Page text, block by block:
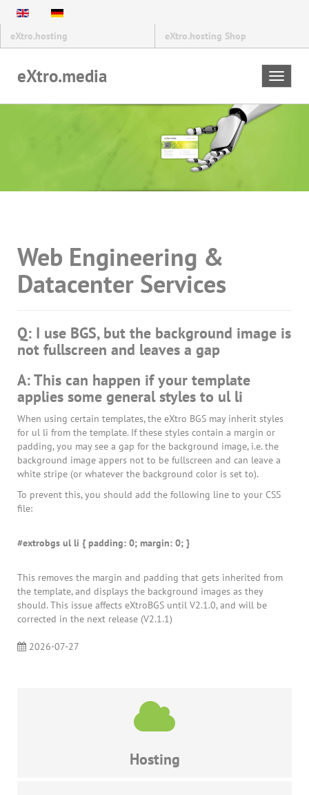
eXtro.hosting eXtro.hosting Shop
Toggle
eXtro.media
Web Engineering &
Datacenter Services
Q: I use BGS, but the background image is
not fullscreen and leaves a gap
A: This can happen if your template
applies some general styles to ul li
When using certain templates, the eXtro BGS may inherit styles
for ul li from the template. If these styles contain a margin or
padding, you may see a gap for the background image, i.e. the
background image appers not to be fullscreen and can leave a
white stripe (or whatever the background color is set to).
To prevent this, you should add the following line to your CSS
file:
#extrobgs ul li { padding: 0; margin: 0; }
This removes the margin and padding that gets inherited from
the template, and displays the background images as they
should. This issue affects eXtroBGS until V2.1.0, and will be
corrected in the next release (V2.1.1)
2026-07-27
Hosting